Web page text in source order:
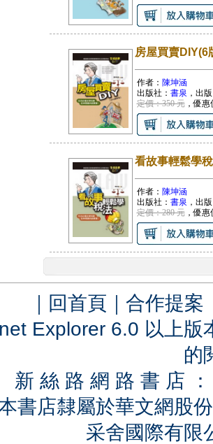
房屋買賣DIY(6
作者： 陳坤涵
出版社： 書泉 ，出
定價：350 元，優惠
看故事輕鬆學
作者： 陳坤涵
出版社： 書泉 ，出
定價：280 元，優惠
｜ 回首頁 ｜ 合作提案
Explorer 6.0 以上
的
新 絲 路 網 路 書 店
書店隸屬於華文網股
采舍國際有